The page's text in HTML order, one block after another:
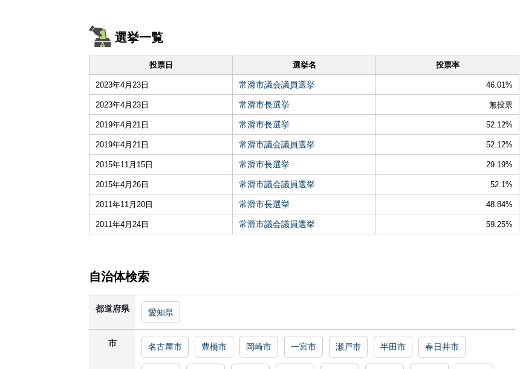
選挙一覧
投票日 選挙名 投票率
2023年4月23日 常滑市議会議員選挙 46.01%
2023年4月23日 常滑市長選挙 無投票
2019年4月21日 常滑市長選挙 52.12%
2019年4月21日 常滑市議会議員選挙 52.12%
2015年11月15日 常滑市長選挙 29.19%
2015年4月26日 常滑市議会議員選挙 52.1%
2011年11月20日 常滑市長選挙 48.84%
2011年4月24日 常滑市議会議員選挙 59.25%
自治体検索
都道府県 愛知県
市 名古屋市 豊橋市 岡崎市 一宮市 瀬戸市 半田市 春日井市